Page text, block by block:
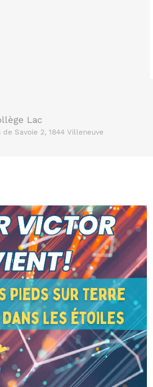
Lac
Savoie 2, 1844 Villeneuve